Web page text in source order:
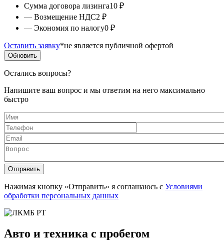
Сумма договора лизинга10 ₽
— Возмещение НДС2 ₽
— Экономия по налогу0 ₽
Оставить заявку*не является публичной офертой
Обновить
Остались вопросы?
Напишите ваш вопрос и мы ответим на него максимально
быстро
Имя
Телефон
Email
Вопрос
Отправить
Нажимая кнопку «Отправить» я соглашаюсь с Условиями
обработки персональных данных
Авто и техника с пробегом